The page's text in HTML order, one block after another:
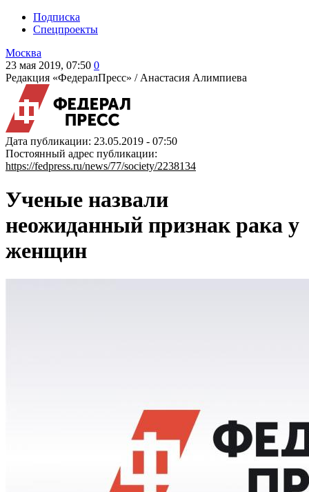
Подписка
Спецпроекты
Москва
23 мая 2019, 07:50 0
Редакция «ФедералПресс» / Анастасия Алимпиева
Дата публикации: 23.05.2019 - 07:50
Постоянный адрес публикации:
https://fedpress.ru/news/77/society/2238134
Ученые назвали
неожиданный признак рака у
женщин